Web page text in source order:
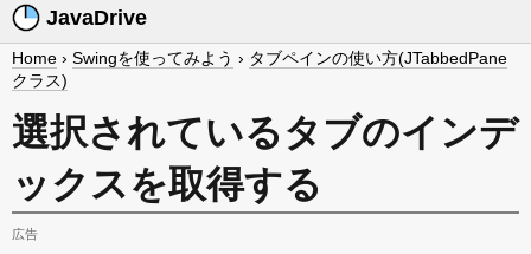
JavaDrive
Home › Swingを使ってみよう › タブペインの使い方(JTabbedPane
クラス)
選択されているタブのインデ
ックスを取得する
広告